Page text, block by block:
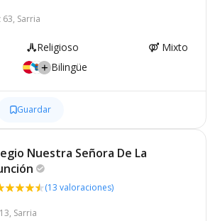
Sarria
Religioso
Mixto
Bilingüe
Guardar
Nuestra Señora De La
(13 valoraciones)
Sarria